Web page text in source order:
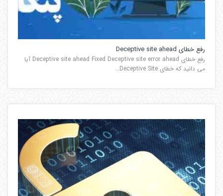
رفع خطای Deceptive site ahead
رفع خطای Deceptive site ahead Fixed Deceptive site error ahead آیا
می دانید که خطای Deceptive Site...